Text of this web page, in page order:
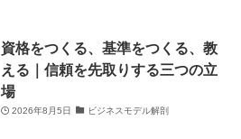
資格をつくる、基準をつくる、教
える｜信頼を先取りする三つの立
場
2026年8月5日 ビジネスモデル解剖